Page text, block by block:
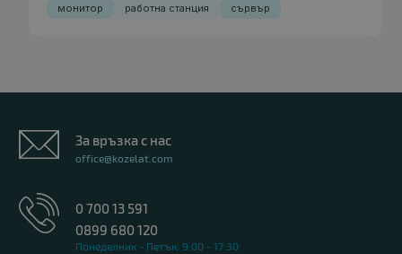
монитор
работна станция сървър
За връзка с нас
office@kozelat.com
0 700 13 591
0899 680 120
Понеделник - Петък: 9:00 - 17:30